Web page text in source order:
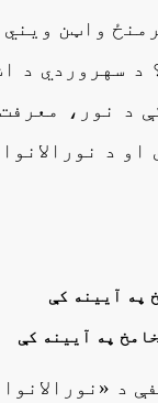
واټن
د سهروردي د
د نور،
او د
په آیینه کې
په آیینه کې
د